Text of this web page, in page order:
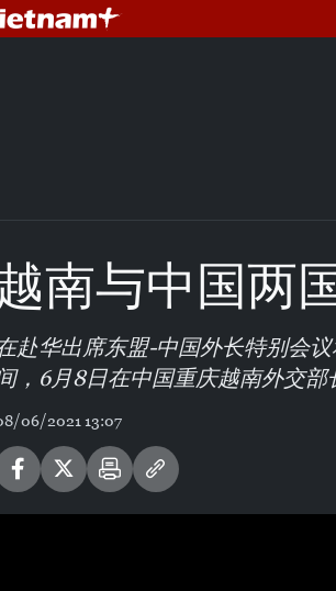
南与中国两
赴华出席东盟-中国外长特别会
，6月8日在中国重庆越南外交部
06/2021 13:07